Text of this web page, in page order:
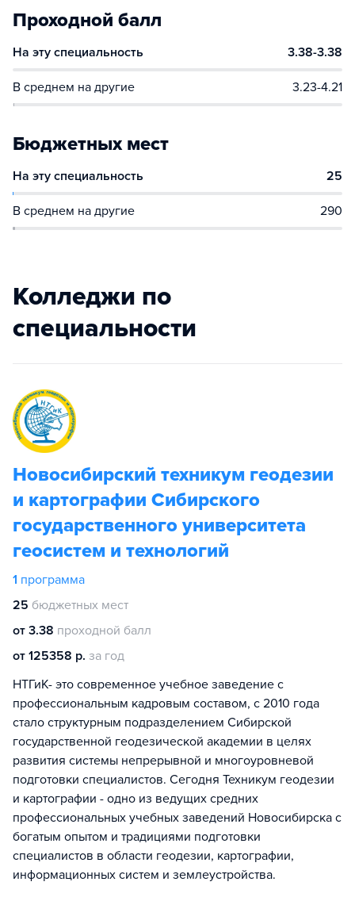
Проходной балл
На эту специальность 3.38-3.38
В среднем на другие 3.23-4.21
Бюджетных мест
На эту специальность 25
В среднем на другие 290
Колледжи по
специальности
Новосибирский техникум геодезии
и картографии Сибирского
государственного университета
геосистем и технологий
1 программа
25 бюджетных мест
от 3.38 проходной балл
от 125358 р. за год
НТГиК- это современное учебное заведение с
профессиональным кадровым составом, с 2010 года
стало структурным подразделением Сибирской
государственной геодезической академии в целях
развития системы непрерывной и многоуровневой
подготовки специалистов. Сегодня Техникум геодезии
и картографии - одно из ведущих средних
профессиональных учебных заведений Новосибирска с
богатым опытом и традициями подготовки
специалистов в области геодезии, картографии,
информационных систем и землеустройства.